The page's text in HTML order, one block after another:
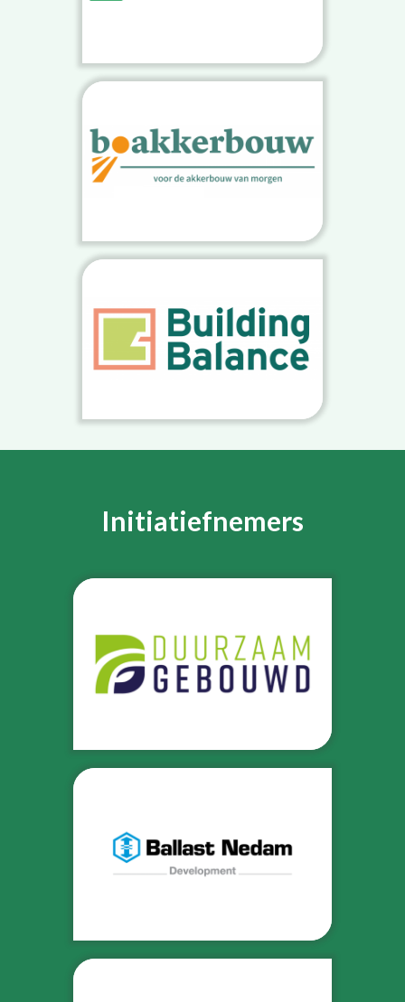
Initiatiefnemers